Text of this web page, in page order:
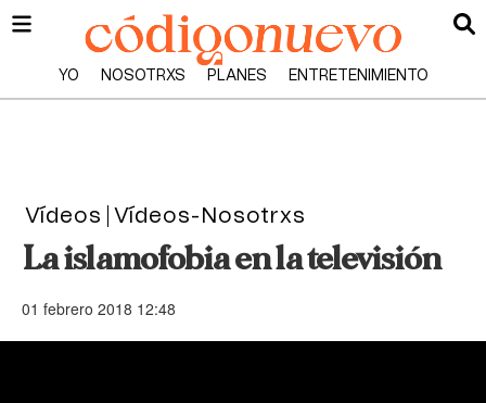
YO NOSOTRXS PLANES ENTRETENIMIENTO
Vídeos Vídeos-Nosotrxs
La islamofobia en la televisión
01 febrero 2018 12:48